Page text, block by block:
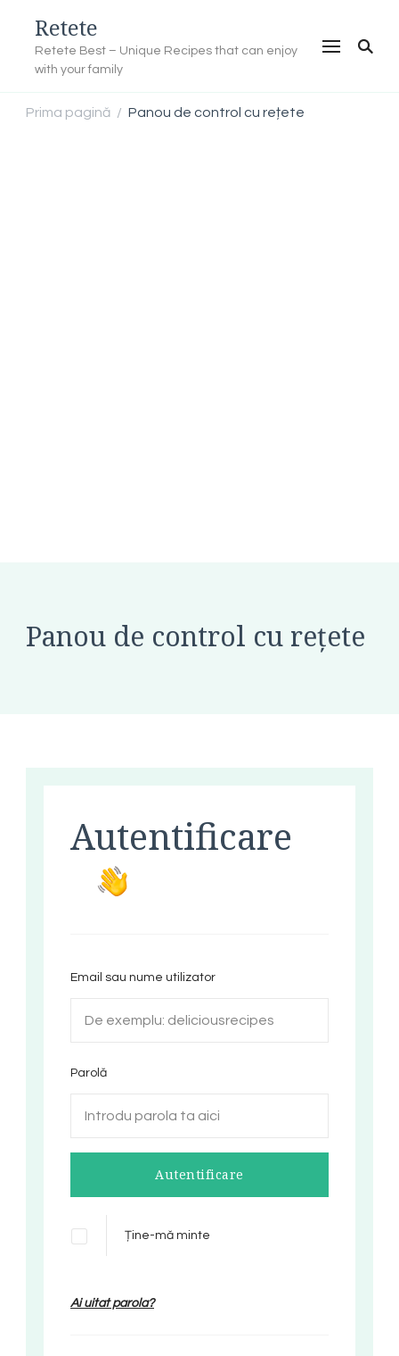
Retete
Retete Best – Unique Recipes that can enjoy
with your family
Prima pagină / Panou de control cu rețete
Panou de control cu rețete
Autentificare
Email sau nume utilizator
Parolă
Ține-mă minte
Ai uitat parola?